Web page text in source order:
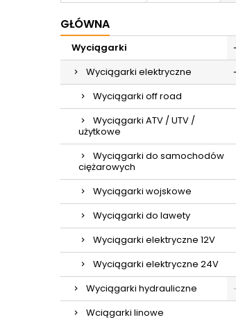
GŁÓWNA
Wyciągarki
Wyciągarki elektryczne
Wyciągarki off road
Wyciągarki ATV / UTV /
użytkowe
Wyciągarki do samochodów
ciężarowych
Wyciągarki wojskowe
Wyciągarki do lawety
Wyciągarki elektryczne 12V
Wyciągarki elektryczne 24V
Wyciągarki hydrauliczne
Wciągarki linowe